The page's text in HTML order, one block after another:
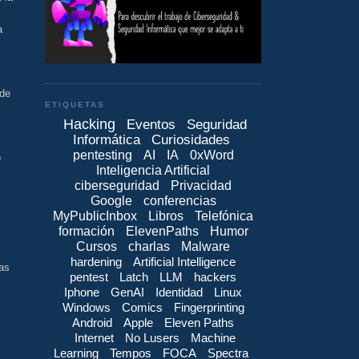
ETIQUETAS
Hacking Eventos
Seguridad
Informática
Curiosidades
pentesting AI IA
0xWord
Inteligencia Artificial
ciberseguridad
Privacidad
Google
conferencias
MyPublicInbox
Libros
Telefónica
formación
ElevenPaths
Humor
Cursos
charlas
Malware
hardening
Artificial Intelligence
pentest
Latch LLM
hackers
Iphone
GenAI Identidad
Linux
Windows
Comics
Fingerprinting
Android
Apple
Eleven Paths
Internet
No Lusers
Machine
Learning
Tempos FOCA Spectra